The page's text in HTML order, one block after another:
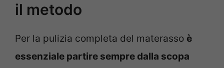
il metodo
Per la pulizia completa del materasso è
essenziale partire sempre dalla scopa